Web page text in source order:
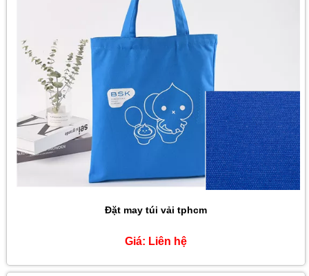
SẢN PHẨM KHÁC